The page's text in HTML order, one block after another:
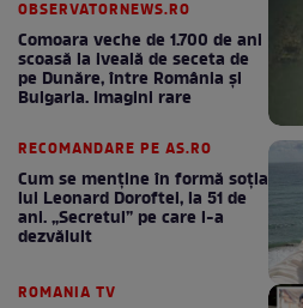
OBSERVATORNEWS.RO
Comoara veche de 1.700 de ani
scoasă la iveală de seceta de
pe Dunăre, între România şi
Bulgaria. Imagini rare
RECOMANDARE PE AS.RO
Cum se menţine în formă soţia
lui Leonard Doroftei, la 51 de
ani. „Secretul” pe care l-a
dezvăluit
ROMANIA TV